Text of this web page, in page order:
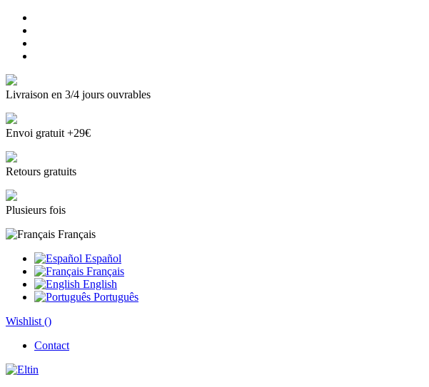
Livraison en 3/4 jours ouvrables
Envoi gratuit +29€
Retours gratuits
Plusieurs fois
Français
Español
Français
English
Português
Wishlist ()
Contact